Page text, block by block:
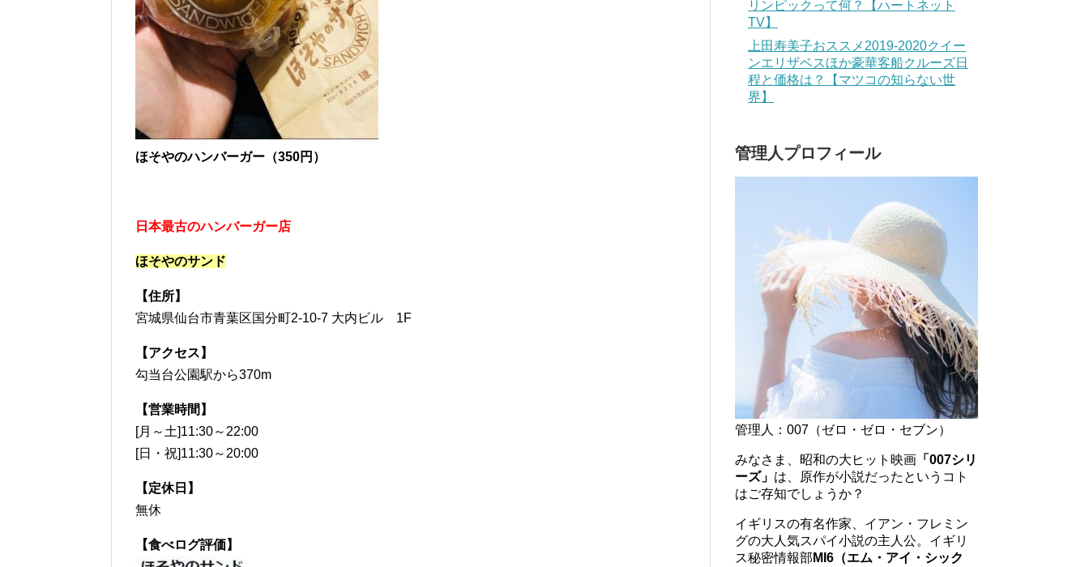
ほそやのハンバーガー（350円）
日本最古のハンバーガー店
ほそやのサンド
【住所】
宮城県仙台市青葉区国分町2-10-7 大内ビル 1F
【アクセス】
勾当台公園駅から370m
【営業時間】
[月～土]11:30～22:00
[日・祝]11:30～20:00
【定休日】
無休
【食べログ評価】
リンピックって何？【ハートネット
TV】
上田寿美子おススメ2019-2020クイー
ンエリザベスほか豪華客船クルーズ日
程と価格は？【マツコの知らない世
界】
管理人プロフィール
管理人：007（ゼロ・ゼロ・セブン）
みなさま、昭和の大ヒット映画 「007シリ
ーズ」 は、原作が小説だったというコト
はご存知でしょうか？
イギリスの有名作家、イアン・フレミン
グの大人気スパイ小説の主人公。イギリ
ス秘密情報部 MI6（エム・アイ・シック